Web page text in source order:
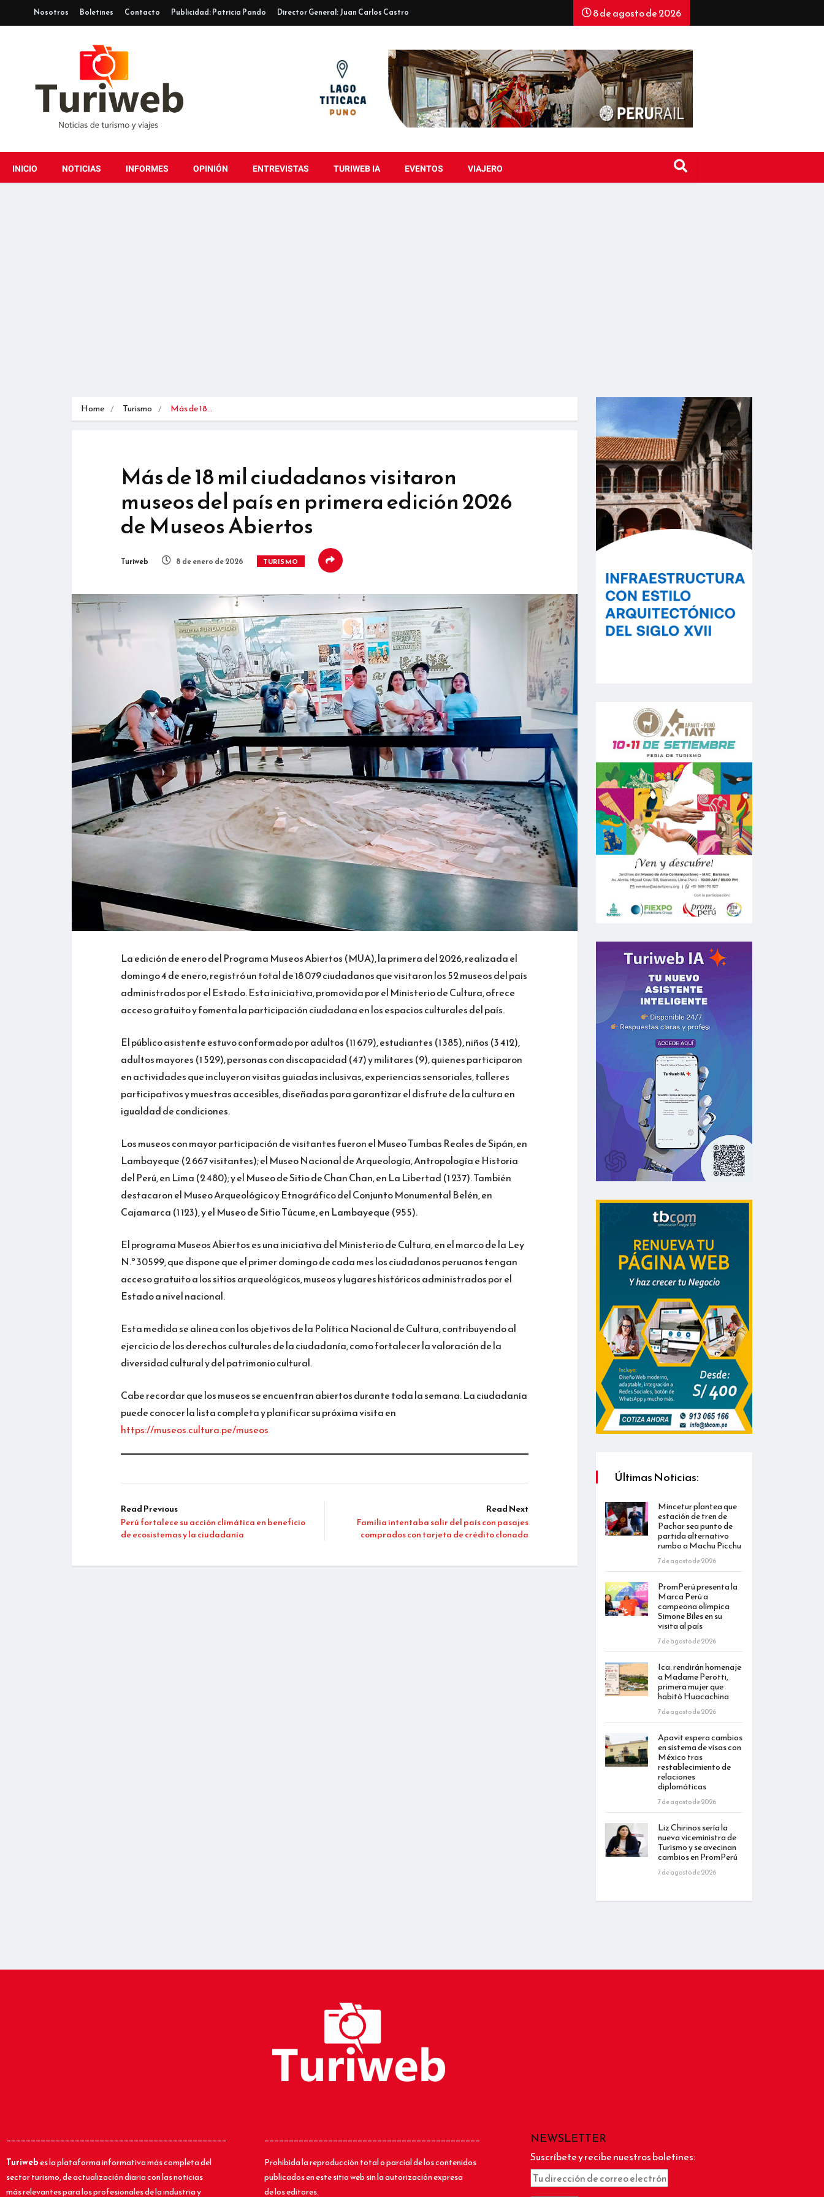
Nosotros Boletines Contacto Publicidad: Patricia Pando Director General: Juan Carlos Castro 8 de agosto de 2026
INICIO NOTICIAS INFORMES OPINIÓN ENTREVISTAS TURIWEB IA EVENTOS VIAJERO
Home Turismo Más de 18…
Más de 18 mil ciudadanos visitaron
museos del país en primera edición 2026
de Museos Abiertos
Turiweb 8 de enero de 2026 TURISMO
La edición de enero del Programa Museos Abiertos (MUA), la primera del 2026, realizada el
domingo 4 de enero, registró un total de 18 079 ciudadanos que visitaron los 52 museos del país
administrados por el Estado. Esta iniciativa, promovida por el Ministerio de Cultura, ofrece
acceso gratuito y fomenta la participación ciudadana en los espacios culturales del país.
El público asistente estuvo conformado por adultos (11 679), estudiantes (1 385), niños (3 412),
adultos mayores (1 529), personas con discapacidad (47) y militares (9), quienes participaron
en actividades que incluyeron visitas guiadas inclusivas, experiencias sensoriales, talleres
participativos y muestras accesibles, diseñadas para garantizar el disfrute de la cultura en
igualdad de condiciones.
Los museos con mayor participación de visitantes fueron el Museo Tumbas Reales de Sipán, en
Lambayeque (2 667 visitantes); el Museo Nacional de Arqueología, Antropología e Historia
del Perú, en Lima (2 480); y el Museo de Sitio de Chan Chan, en La Libertad (1 237). También
destacaron el Museo Arqueológico y Etnográfico del Conjunto Monumental Belén, en
Cajamarca (1 123), y el Museo de Sitio Túcume, en Lambayeque (955).
El programa Museos Abiertos es una iniciativa del Ministerio de Cultura, en el marco de la Ley
N.º 30599, que dispone que el primer domingo de cada mes los ciudadanos peruanos tengan
acceso gratuito a los sitios arqueológicos, museos y lugares históricos administrados por el
Estado a nivel nacional.
Esta medida se alinea con los objetivos de la Política Nacional de Cultura, contribuyendo al
ejercicio de los derechos culturales de la ciudadanía, como fortalecer la valoración de la
diversidad cultural y del patrimonio cultural.
Cabe recordar que los museos se encuentran abiertos durante toda la semana. La ciudadanía
puede conocer la lista completa y planificar su próxima visita en
https://museos.cultura.pe/museos
Read Previous
Perú fortalece su acción climática en beneficio
de ecosistemas y la ciudadanía
Read Next
Familia intentaba salir del país con pasajes
comprados con tarjeta de crédito clonada
Últimas Noticias:
Mincetur plantea que
estación de tren de
Pachar sea punto de
partida alternativo
rumbo a Machu Picchu
7 de agosto de 2026
PromPerú presenta la
Marca Perú a
campeona olímpica
Simone Biles en su
visita al país
7 de agosto de 2026
Ica: rendirán homenaje
a Madame Perotti,
primera mujer que
habitó Huacachina
7 de agosto de 2026
Apavit espera cambios
en sistema de visas con
México tras
restablecimiento de
relaciones
diplomáticas
7 de agosto de 2026
Liz Chirinos sería la
nueva viceministra de
Turismo y se avecinan
cambios en PromPerú
7 de agosto de 2026
_____________________________________________
Turiwebes la plataforma informativa más completa del
sector turismo, de actualización diaria con las noticias
más relevantes para los profesionales de la industria y
____________________________________________
Prohibida la reproducción total o parcial de los contenidos
publicados en este sitio web sin la autorización expresa
de los editores.
NEWSLETTER
Suscríbete y recibe nuestros boletines: